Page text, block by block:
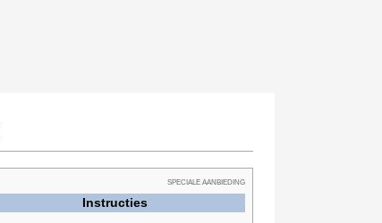
SPECIALE AANBIEDING
Instructies